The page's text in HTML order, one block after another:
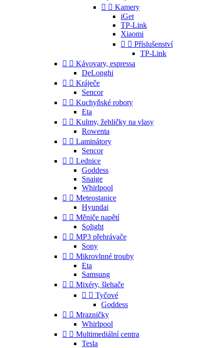
  Kamery
iGet
TP-Link
Xiaomi
  Příslušenství
TP-Link
  Kávovary, espressa
DeLonghi
  Kráječe
Sencor
  Kuchyňské roboty
Eta
  Kulmy, žehličky na vlasy
Rowenta
  Laminátory
Sencor
  Lednice
Goddess
Snaige
Whirlpool
  Meteostanice
Hyundai
  Měniče napětí
Solight
  MP3 přehrávače
Sony
  Mikrovlnné trouby
Eta
Samsung
  Mixéry, šlehače
  Tyčové
Goddess
  Mrazničky
Whirlpool
  Multimediální centra
Tesla